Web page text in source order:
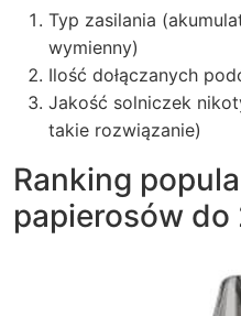
Typ zasilania
wymienny)
Ilość dołączanych
Jakość solniczek
takie rozwiązanie)
Ranking
papierosów do